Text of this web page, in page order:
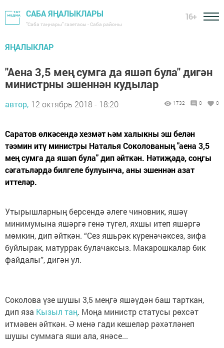
САБА ЯҢАЛЫКЛАРЫ
"Саба таңнары" газетасы - Саба районы
16+
ЯҢАЛЫКЛАР
"Аена 3,5 мең сумга да яшәп була" дигән
министрны эшеннән кудылар
автор, 12 октябрь 2018 - 18:20 1732 0 0
Саратов өлкәсендә хезмәт һәм халыкны эш белән
тәэмин итү министры Наталья Соколованың "аена 3,5
мең сумга да яшәп була" дип әйткән. Нәтиҗәдә, соңгы
сәгатьләрдә билгеле булуынча, аны эшеннән азат
иттеләр.
Утырышларның берсендә әлеге чиновник, яшәү
минимумына яшәргә генә түгел, яхшы итеп яшәргә
мөмкин, дип әйткән. “Сез яшьрәк күренәчәксез, зифа
буйлырак, матуррак булачаксыз. Макарошкалар бик
файдалы”, дигән ул.
Соколова үзе шушы 3,5 меңгә яшәүдән баш тарткан,
дип яза Кызыл таң. Моңа министр статусы рөхсәт
итмәвен әйткән. Ә менә гади кешеләр рәхәтләнеп
шушы суммага яши ала, янәсе...